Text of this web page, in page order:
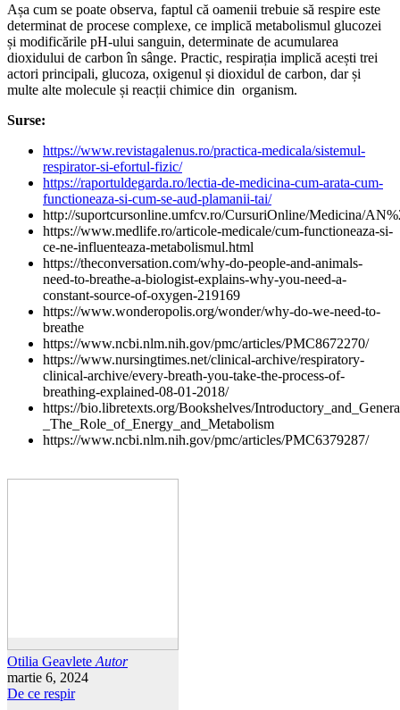
Așa cum se poate observa, faptul că oamenii trebuie să respire este
determinat de procese complexe, ce implică metabolismul glucozei
și modificările pH-ului sanguin, determinate de acumularea
dioxidului de carbon în sânge. Practic, respirația implică acești trei
actori principali, glucoza, oxigenul și dioxidul de carbon, dar și
multe alte molecule și reacții chimice din organism.
Surse:
https://www.revistagalenus.ro/practica-medicala/sistemul-
respirator-si-efortul-fizic/
https://raportuldegarda.ro/lectia-de-medicina-cum-arata-cum-
functioneaza-si-cum-se-aud-plamanii-tai/
http://suportcursonline.umfcv.ro/CursuriOnline/Medicina/
https://www.medlife.ro/articole-medicale/cum-functioneaza-si-
ce-ne-influenteaza-metabolismul.html
https://theconversation.com/why-do-people-and-animals-
need-to-breathe-a-biologist-explains-why-you-need-a-
constant-source-of-oxygen-219169
https://www.wonderopolis.org/wonder/why-do-we-need-to-
breathe
https://www.ncbi.nlm.nih.gov/pmc/articles/PMC8672270/
https://www.nursingtimes.net/clinical-archive/respiratory-
clinical-archive/every-breath-you-take-the-process-of-
breathing-explained-08-01-2018/
https://bio.libretexts.org/Bookshelves/
_The_Role_of_Energy_and_Metabolism
https://www.ncbi.nlm.nih.gov/pmc/articles/PMC6379287/
Otilia Geavlete Autor
martie 6, 2024
De ce respir